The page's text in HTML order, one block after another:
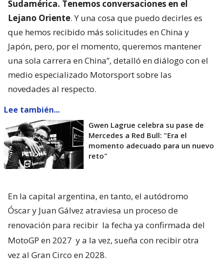
Sudamérica. Tenemos conversaciones en el
Lejano Oriente. Y una cosa que puedo decirles es
que hemos recibido más solicitudes en China y
Japón, pero, por el momento, queremos mantener
una sola carrera en China”, detalló en diálogo con el
medio especializado Motorsport sobre las
novedades al respecto.
Lee también...
Gwen Lagrue celebra su pase de
Mercedes a Red Bull: "Era el
momento adecuado para un nuevo
reto"
En la capital argentina, en tanto, el autódromo
Óscar y Juan Gálvez atraviesa un proceso de
renovación para recibir la fecha ya confirmada del
MotoGP en 2027 y a la vez, sueña con recibir otra
vez al Gran Circo en 2028.